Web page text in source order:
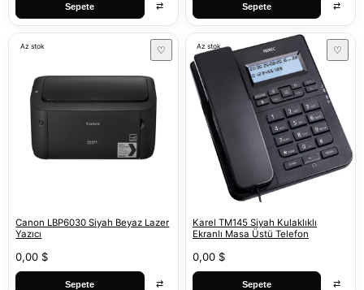
Sepete ⇄ Sepete ⇄
Az stok ♡
Canon LBP6030 Siyah Beyaz Lazer
Yazıcı
0,00 $
Sepete ⇄
Az stok ♡
Karel TM145 Siyah Kulaklıklı
Ekranlı Masa Üstü Telefon
0,00 $
Sepete ⇄